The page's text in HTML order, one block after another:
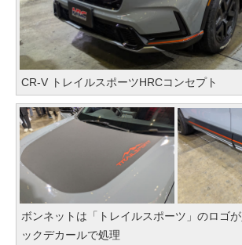
CR-V トレイルスポーツHRCコンセプト
ボンネットは「トレイルスポーツ」のロゴ
ックデカールで処理